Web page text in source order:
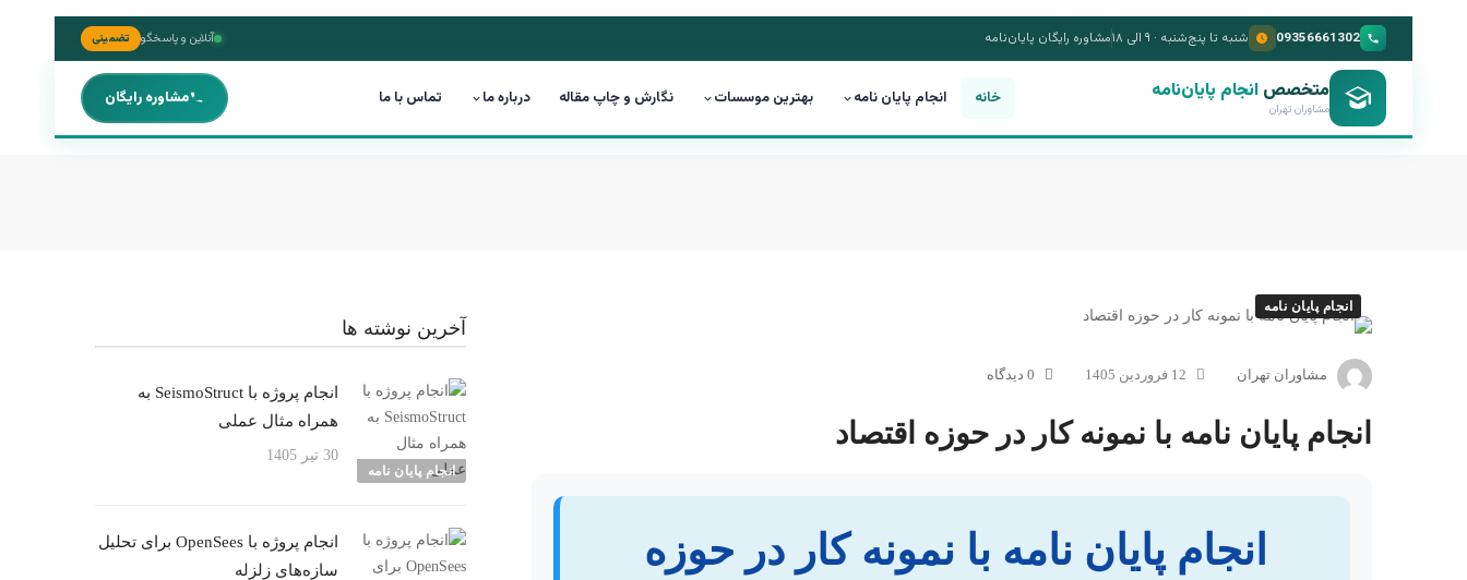
09356661302 شنبه تا پنج‌شنبه · ۹ الی ۱۸ مشاوره رایگان پایان‌نامه آنلاین و پاسخگو تضمینی
متخصص انجام پایان‌نامه
مشاوران تهران خانه انجام پایان نامه بهترین موسسات نگارش و چاپ مقاله درباره ما تماس با ما مشاوره رایگان
انجام پایان نامه
مشاوران تهران 12 فروردین 1405 0 دیدگاه
انجام پایان نامه با نمونه کار در حوزه اقتصاد
انجام پایان نامه با نمونه کار در حوزه
آخرین نوشته ها
انجام پایان نامه
انجام پروژه با SeismoStruct به
همراه مثال عملی
30 تیر 1405
انجام پروژه با OpenSees برای تحلیل
سازه‌های زلزله